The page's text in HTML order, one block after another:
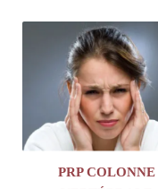
PRP COLONNE